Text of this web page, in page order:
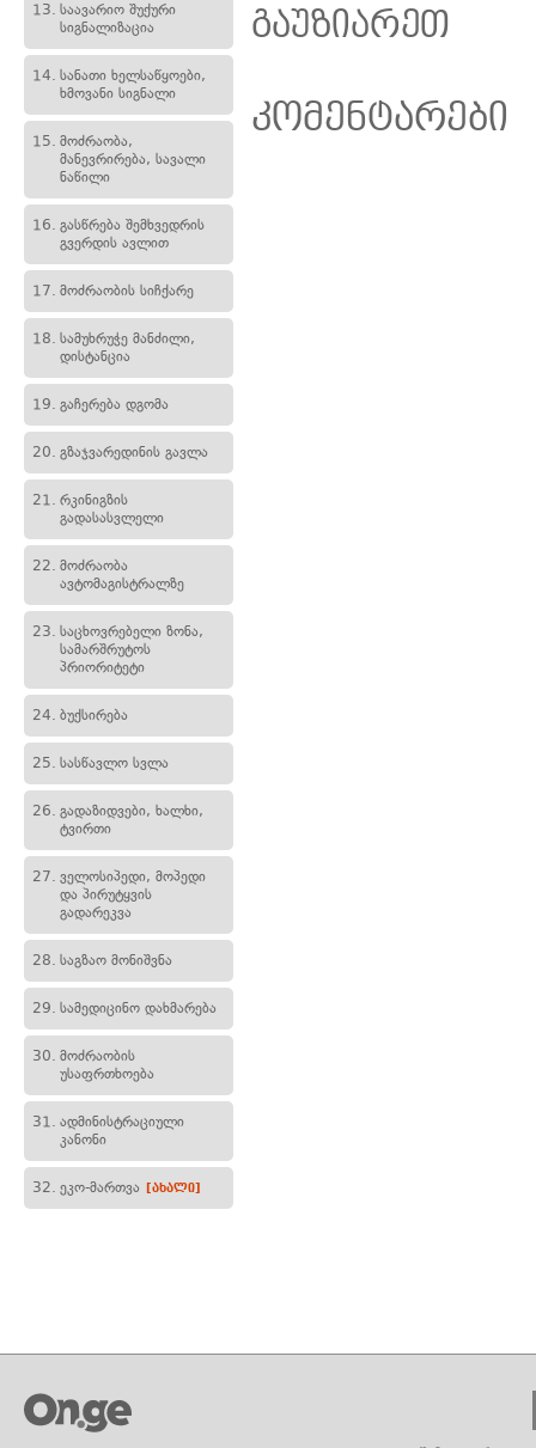
13. საავარიო შუქური
სიგნალიზაცია
14. სანათი ხელსაწყოები,
ხმოვანი სიგნალი
15. მოძრაობა,
მანევრირება, სავალი
ნაწილი
16. გასწრება შემხვედრის
გვერდის ავლით
17. მოძრაობის სიჩქარე
18. სამუხრუჭე მანძილი,
დისტანცია
19. გაჩერება დგომა
20. გზაჯვარედინის გავლა
21. რკინიგზის
გადასასვლელი
22. მოძრაობა
ავტომაგისტრალზე
23. საცხოვრებელი ზონა,
სამარშრუტოს
პრიორიტეტი
24. ბუქსირება
25. სასწავლო სვლა
26. გადაზიდვები, ხალხი,
ტვირთი
27. ველოსიპედი, მოპედი
და პირუტყვის
გადარეკვა
28. საგზაო მონიშვნა
29. სამედიცინო დახმარება
30. მოძრაობის
უსაფრთხოება
31. ადმინისტრაციული
კანონი
32. ეკო-მართვა [ახალი]
გაუზიარეთ
კომენტარები